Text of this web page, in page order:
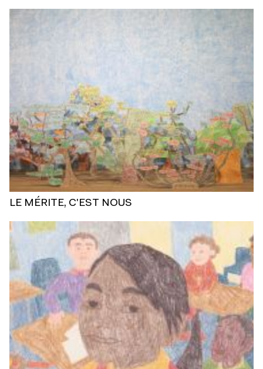
LE MÉRITE, C'EST NOUS